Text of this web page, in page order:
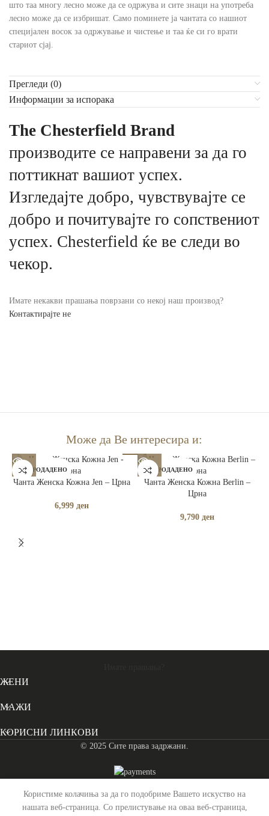
што таа многу лесно може да се одржува и сите знаци на употреба
лесно може да се избришат. Само поминете ја чантата со нашиот
специјален восок за одржување и чистење и таа ќе си го врати
стариот сјај.
Прегледи (0)
Информации за испорака
The Chesterfield Brand
производите се направени за да го
поттикнат вашиот успех.
Изгледајте добро, чувствувајте се
добро и почитувајте го сопствениот
успех. Chesterfield ќе ве следи во
чекор.
Имате некакви прашања поврзани со некој наш производ?
Контактирајте не
Може да Ве интересира и:
РАСПРОДАДЕНО
Чанта Женска Кожна Jen – Црна
6,999 ден
РАСПРОДАДЕНО
Чанта Женска Кожна Berlin –
Црна
9,790 ден
ЖЕНИ
МАЖИ
КОРИСНИ ЛИНКОВИ
© 2025 Сите права задржани.
Користиме колачиња за да го подобриме Вашето искуство на
нашата веб-страница. Со прелистување на оваа веб-страница,
Чанта Женска Кожна